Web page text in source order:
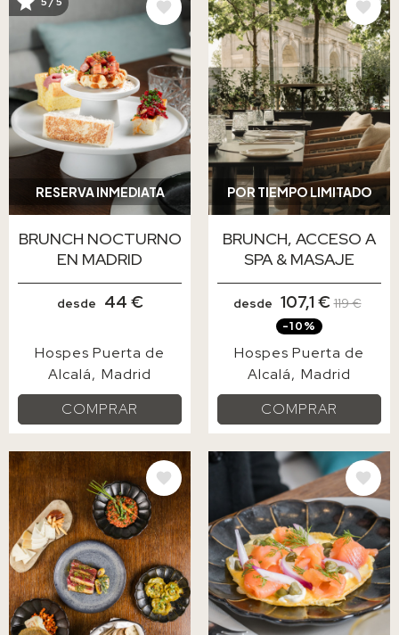
RESERVA INMEDIATA
BRUNCH NOCTURNO
EN MADRID
desde 44 €
Hospes Puerta de
Alcalá
Madrid
COMPRAR
POR TIEMPO LIMITADO
BRUNCH, ACCESO A
SPA & MASAJE
desde 107,1 € 119 €
-10%
Hospes Puerta de
Alcalá
Madrid
COMPRAR
IMAGE IMAGE